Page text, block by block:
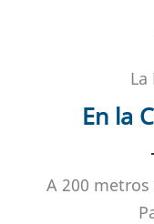
En la
A 200